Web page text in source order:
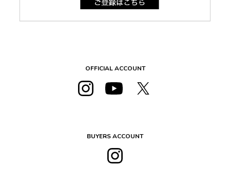
OFFICIAL ACCOUNT
BUYERS ACCOUNT